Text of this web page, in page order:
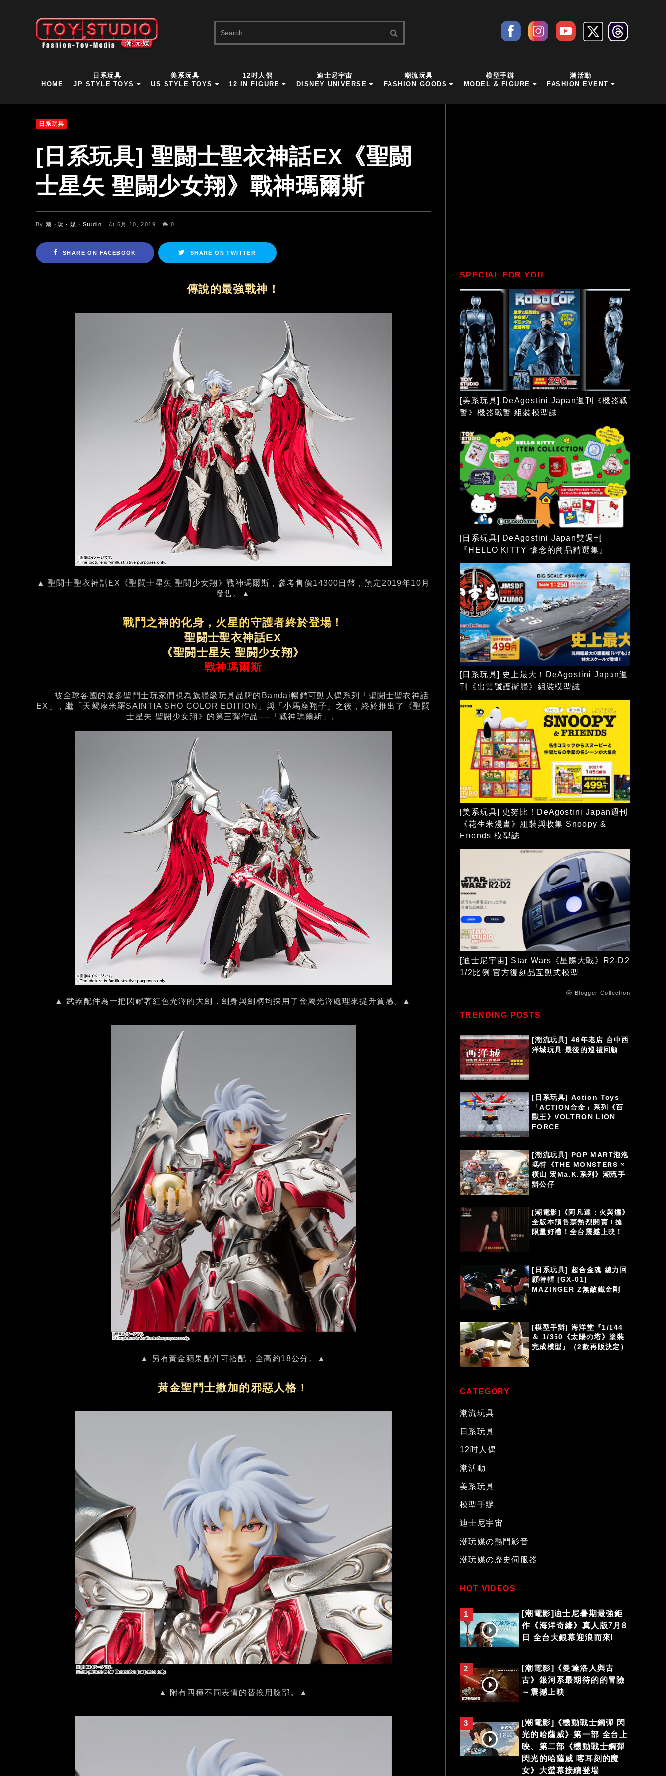
HOME
日系玩具
JP STYLE TOYS
美系玩具
US STYLE TOYS
12吋人偶
12 IN FIGURE
迪士尼宇宙
DISNEY UNIVERSE
潮流玩具
FASHION GOODS
模型手辦
MODEL & FIGURE
潮活動
FASHION EVENT
日系玩具
[日系玩具] 聖闘士聖衣神話EX《聖闘
士星矢 聖闘少女翔》戰神瑪爾斯
By潮・玩・媒・Studio At 6月 10, 2019 0
SHARE ON FACEBOOK SHARE ON TWITTER
傳說的最強戰神！
▲ 聖闘士聖衣神話EX《聖闘士星矢 聖闘少女翔》戰神瑪爾斯，參考售價14300日幣，預定2019年10月
發售。▲
戰鬥之神的化身，火星的守護者終於登場！
聖闘士聖衣神話EX
《聖闘士星矢 聖闘少女翔》
戰神瑪爾斯
被全球各國的眾多聖鬥士玩家們視為旗艦級玩具品牌的Bandai暢銷可動人偶系列「聖闘士聖衣神話
EX」，繼「天蝎座米羅SAINTIA SHO COLOR EDITION」與「小馬座翔子」之後，終於推出了《聖闘
士星矢 聖闘少女翔》的第三彈作品──「戰神瑪爾斯」。
▲ 武器配件為一把閃耀著紅色光澤的大劍，劍身與劍柄均採用了金屬光澤處理來提升質感。▲
▲ 另有黃金蘋果配件可搭配，全高約18公分。▲
黃金聖鬥士撒加的邪惡人格！
▲ 附有四種不同表情的替換用臉部。▲
SPECIAL FOR YOU
[美系玩具] DeAgostini Japan週刊《機器戰
警》機器戰警 組裝模型誌
[日系玩具] DeAgostini Japan雙週刊
『HELLO KITTY 懷念的商品精選集』
[日系玩具] 史上最大！DeAgostini Japan週
刊《出雲號護衛艦》組裝模型誌
[美系玩具] 史努比！DeAgostini Japan週刊
《花生米漫畫》組裝與收集 Snoopy &
Friends 模型誌
[迪士尼宇宙] Star Wars《星際大戰》R2-D2
1/2比例 官方復刻品互動式模型
ⓦ Blogger Collection
TRENDING POSTS
[潮流玩具] 46年老店 台中西
洋城玩具 最後的巡禮回顧
[日系玩具] Action Toys
「ACTION合金」系列《百
獸王》VOLTRON LION
FORCE
[潮流玩具] POP MART泡泡
瑪特《THE MONSTERS ×
橫山 宏Ma.K.系列》潮流手
辦公仔
[潮電影]《阿凡達：火與燼》
全版本預售票熱烈開賣！搶
限量好禮！全台震撼上映！
[日系玩具] 超合金魂 總力回
顧特輯 [GX-01]
MAZINGER Z無敵鐵金剛
[模型手辦] 海洋堂『1/144
＆ 1/350《太陽の塔》塗裝
完成模型』（2款再販決定）
CATEGORY
潮流玩具
日系玩具
12吋人偶
潮活動
美系玩具
模型手辦
迪士尼宇宙
潮玩媒の熱門影音
潮玩媒の歷史伺服器
HOT VIDEOS
1
[潮電影]迪士尼暑期最強鉅
作《海洋奇緣》真人版7月8
日 全台大銀幕迎浪而來!
2
[潮電影]《曼達洛人與古
古》銀河系最期待的的冒險
～震撼上映
3
[潮電影]《機動戰士鋼彈 閃
光的哈薩威》第一部 全台上
映、第二部《機動戰士鋼彈
閃光的哈薩威 喀耳刻的魔
女》大螢幕接續登場